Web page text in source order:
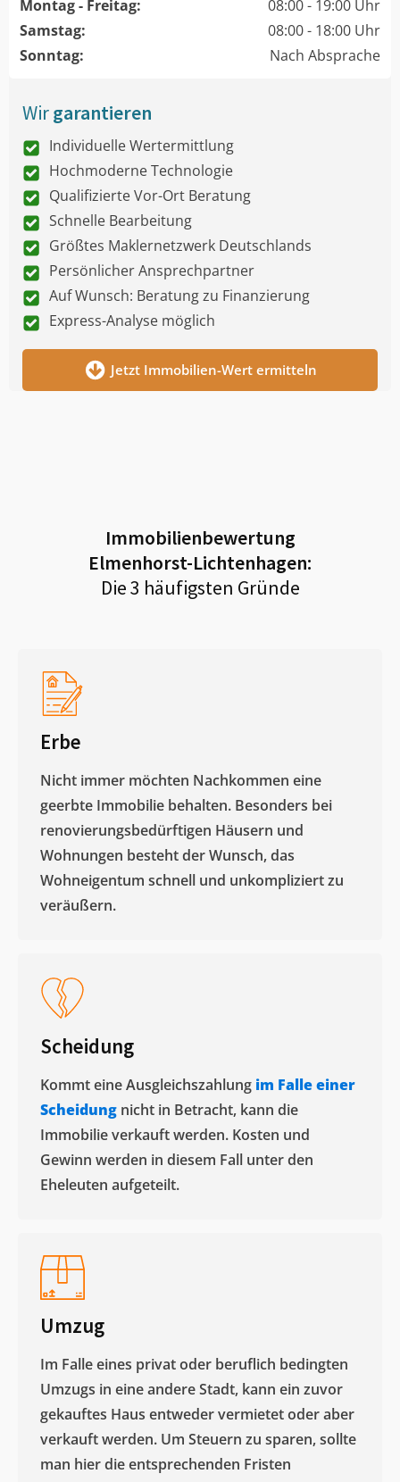
Montag - Freitag:
08:00 - 19:00 Uhr
Samstag:
08:00 - 18:00 Uhr
Sonntag:
Nach Absprache
Wirgarantieren
Individuelle Wertermittlung
Hochmoderne Technologie
Qualifizierte Vor-Ort Beratung
Schnelle Bearbeitung
Größtes Maklernetzwerk Deutschlands
Persönlicher Ansprechpartner
Auf Wunsch: Beratung zu Finanzierung
Express-Analyse möglich
Jetzt Immobilien-Wert ermitteln
Immobilienbewertung
Elmenhorst-Lichtenhagen:
Die 3 häufigsten Gründe
Erbe
Nicht immer möchten Nachkommen eine
geerbte Immobilie behalten. Besonders bei
renovierungsbedürftigen Häusern und
Wohnungen besteht der Wunsch, das
Wohneigentum schnell und unkompliziert zu
veräußern. ​
Scheidung
Kommt eine Ausgleichszahlung im Falle einer
Scheidung nicht in Betracht, kann die
Immobilie verkauft werden. Kosten und
Gewinn werden in diesem Fall unter den
Eheleuten aufgeteilt.​
Umzug
Im Falle eines privat oder beruflich bedingten
Umzugs in eine andere Stadt, kann ein zuvor
gekauftes Haus entweder vermietet oder aber
verkauft werden. Um Steuern zu sparen, sollte
man hier die entsprechenden Fristen